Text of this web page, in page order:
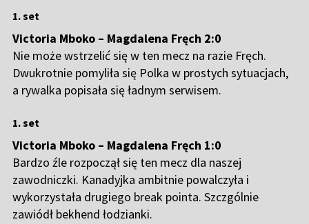
1. set
Victoria Mboko – Magdalena Fręch 2:0
Nie może wstrzelić się w ten mecz na razie Fręch.
Dwukrotnie pomyliła się Polka w prostych sytuacjach,
a rywalka popisała się ładnym serwisem.
1. set
Victoria Mboko – Magdalena Fręch 1:0
Bardzo źle rozpoczął się ten mecz dla naszej
zawodniczki. Kanadyjka ambitnie powalczyła i
wykorzystała drugiego break pointa. Szczgólnie
zawiódł bekhend łodzianki.